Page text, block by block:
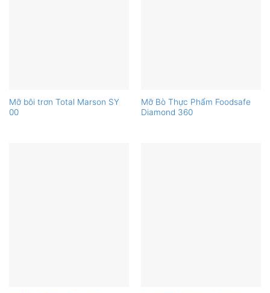
Mỡ bôi trơn Total Marson SY
00
Mỡ Bò Thực Phẩm Foodsafe
Diamond 360